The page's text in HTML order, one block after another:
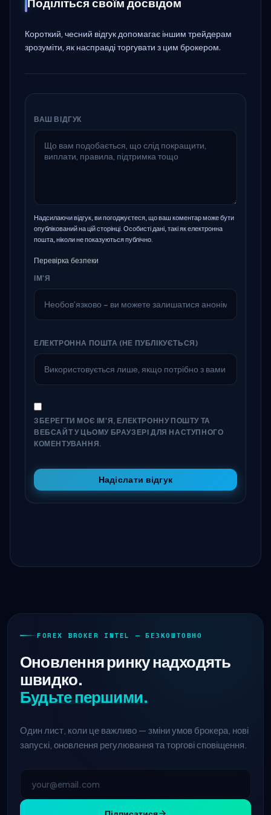
Поділіться своїм досвідом
Короткий, чесний відгук допомагає іншим трейдерам
зрозуміти, як насправді торгувати з цим брокером.
ВАШ ВІДГУК
Надсилаючи відгук, ви погоджуєтеся, що ваш коментар може бути
опублікований на цій сторінці. Особисті дані, такі як електронна
пошта, ніколи не показуються публічно.
Перевірка безпеки
ІМ'Я
ЕЛЕКТРОННА ПОШТА (НЕ ПУБЛІКУЄТЬСЯ)
ЗБЕРЕГТИ МОЄ ІМ'Я, ЕЛЕКТРОННУ ПОШТУ ТА
ВЕБСАЙТ У ЦЬОМУ БРАУЗЕРІ ДЛЯ НАСТУПНОГО
КОМЕНТУВАННЯ.
Надіслати відгук
FOREX BROKER INTEL — БЕЗКОШТОВНО
Оновлення ринку надходять
швидко.
Будьте першими.
Один лист, коли це важливо — зміни умов брокера, нові
запускі, оновлення регулювання та торгові сповіщення.